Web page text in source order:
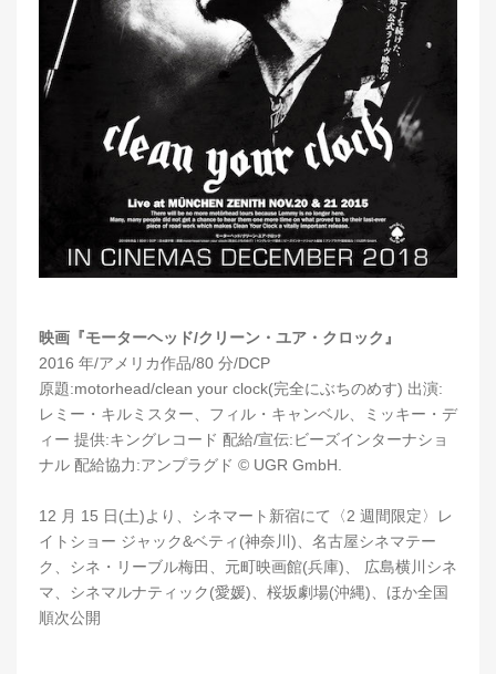
映画『モーターヘッド/クリーン・ユア・クロック』
2016 年/アメリカ作品/80 分/DCP
原題:motorhead/clean your clock(完全にぶちのめす) 出演:
レミー・キルミスター、フィル・キャンベル、ミッキー・デ
ィー 提供:キングレコード 配給/宣伝:ビーズインターナショ
ナル 配給協力:アンプラグド © UGR GmbH.
12 月 15 日(土)より、シネマート新宿にて〈2 週間限定〉レ
イトショー ジャック&ベティ(神奈川)、名古屋シネマテー
ク、シネ・リーブル梅田、元町映画館(兵庫)、 広島横川シネ
マ、シネマルナティック(愛媛)、桜坂劇場(沖縄)、ほか全国
順次公開